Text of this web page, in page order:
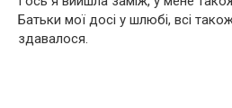
Батьки мої досі у шлюбі, всі
здавалося.